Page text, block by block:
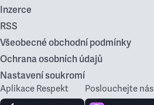
Inzerce
RSS
Všeobecné obchodní podmínky
Ochrana osobních údajů
Nastavení soukromí
Aplikace Respekt Poslouchejte nás